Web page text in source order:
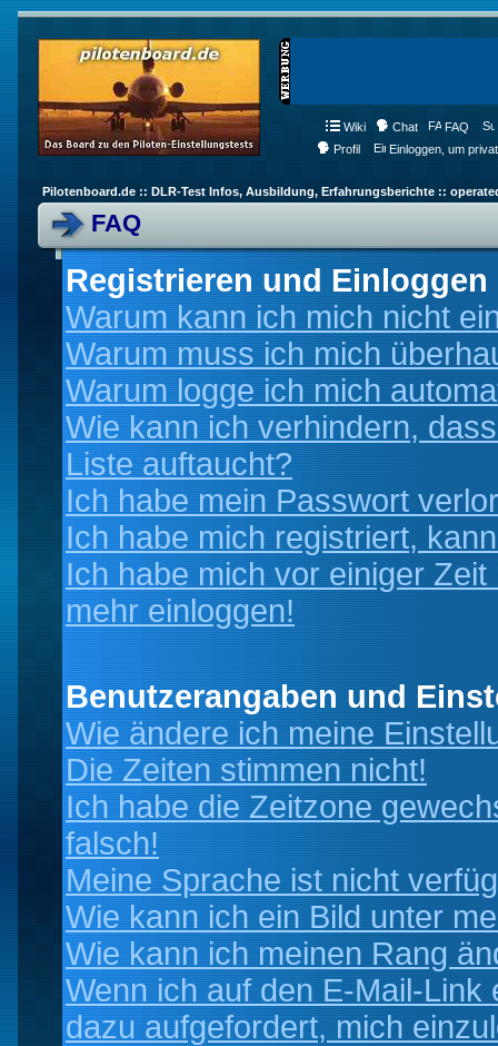
Wiki Chat FAQ
Profil
Einloggen, um
Pilotenboard.de :: DLR-Test Infos, Ausbildung, Erfahrungsberichte ::
FAQ
Registrieren und Einloggen
Warum kann ich mich nicht
Warum muss ich mich
Warum logge ich mich
Wie kann ich verhindern,
Liste auftaucht?
Ich habe mein Passwort
Ich habe mich registriert,
Ich habe mich vor einiger
mehr einloggen!
Benutzerangaben und
Wie ändere ich meine
Die Zeiten stimmen nicht!
Ich habe die Zeitzone
falsch!
Meine Sprache ist nicht
Wie kann ich ein Bild unter
Wie kann ich meinen Rang
Wenn ich auf den E-Mail-
dazu aufgefordert, mich